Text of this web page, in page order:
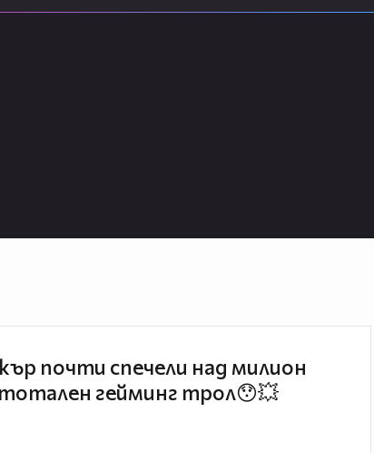
почти спечели над милион
гейминг трол😯💥